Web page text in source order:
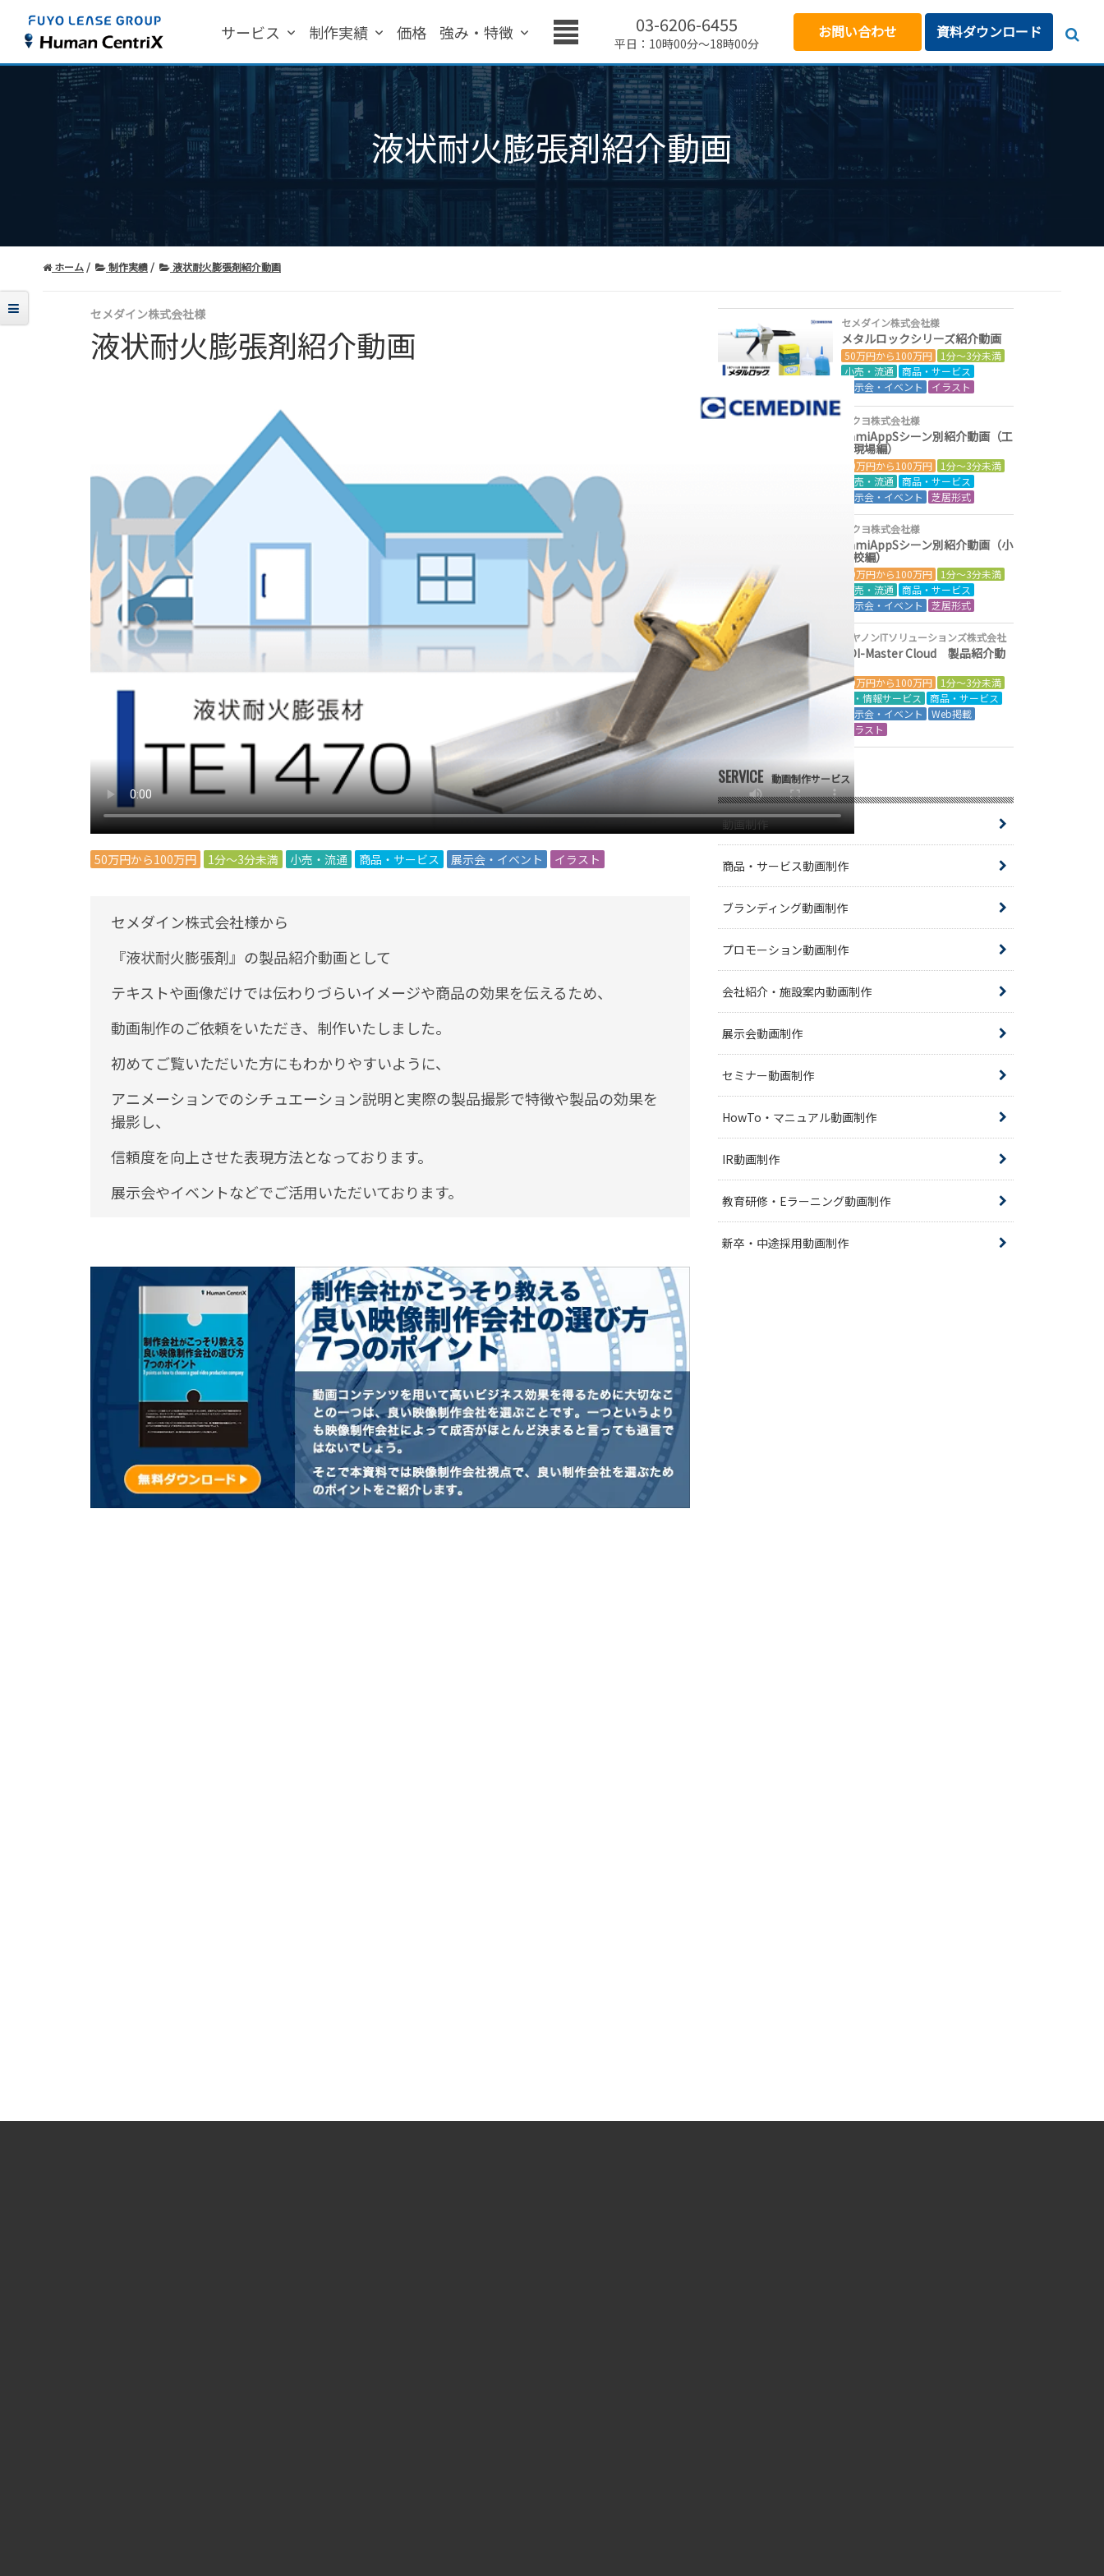
サービス 制作実績 価格 強み・特徴 03-6206-6455
平日：10時00分～18時00分
お問い合わせ 資料ダウンロード
液状耐火膨張剤紹介動画
ホーム 制作実績 液状耐火膨張剤紹介動画
セメダイン株式会社様
液状耐火膨張剤紹介動画
50万円から100万円 1分～3分未満 小売・流通 商品・サービス 展示会・イベント イラスト
セメダイン株式会社様から
『液状耐火膨張剤』の製品紹介動画として
テキストや画像だけでは伝わりづらいイメージや商品の効果を伝えるため、
動画制作のご依頼をいただき、制作いたしました。
初めてご覧いただいた方にもわかりやすいように、
アニメーションでのシチュエーション説明と実際の製品撮影で特徴や製品の効果を
撮影し、
信頼度を向上させた表現方法となっております。
展示会やイベントなどでご活用いただいております。
セメダイン株式会社様
メタルロックシリーズ紹介動画
50万円から100万円
1分～3分未満
小売・流通
商品・サービス
展示会・イベント
イラスト
コクヨ株式会社様
CamiAppSシーン別紹介動画（工
事現場編）
50万円から100万円
1分～3分未満
小売・流通
商品・サービス
展示会・イベント
芝居形式
コクヨ株式会社様
CamiAppSシーン別紹介動画（小
学校編）
50万円から100万円
1分～3分未満
小売・流通
商品・サービス
展示会・イベント
芝居形式
キヤノンITソリューションズ株式会社
EDI-Master Cloud 製品紹介動
画
50万円から100万円
1分～3分未満
IT・情報サービス
商品・サービス
展示会・イベント
Web掲載
イラスト
SERVICE 動画制作サービス
動画制作
商品・サービス動画制作
ブランディング動画制作
プロモーション動画制作
会社紹介・施設案内動画制作
展示会動画制作
セミナー動画制作
HowTo・マニュアル動画制作
IR動画制作
教育研修・Eラーニング動画制作
新卒・中途採用動画制作